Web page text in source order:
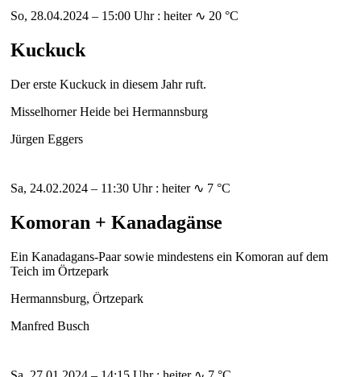
So, 28.04.2024 – 15:00 Uhr : heiter ∿ 20 °C
Kuckuck
Der erste Kuckuck in diesem Jahr ruft.
Misselhorner Heide bei Hermannsburg
Jürgen Eggers
Sa, 24.02.2024 – 11:30 Uhr : heiter ∿ 7 °C
Komoran + Kanadagänse
Ein Kanadagans-Paar sowie mindestens ein Komoran auf dem
Teich im Örtzepark
Hermannsburg, Örtzepark
Manfred Busch